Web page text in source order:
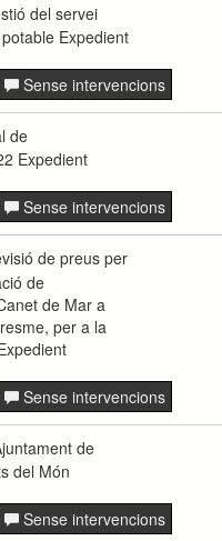
del servei
Expedient
Sense intervencions
de
Expedient
Sense intervencions
de preus per
de
de Mar a
per a la
Sense intervencions
de
del Món
Sense intervencions